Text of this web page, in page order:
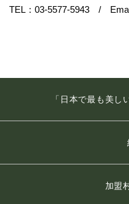
TEL：03-5577-5943 /
「日本で最も美し
加盟